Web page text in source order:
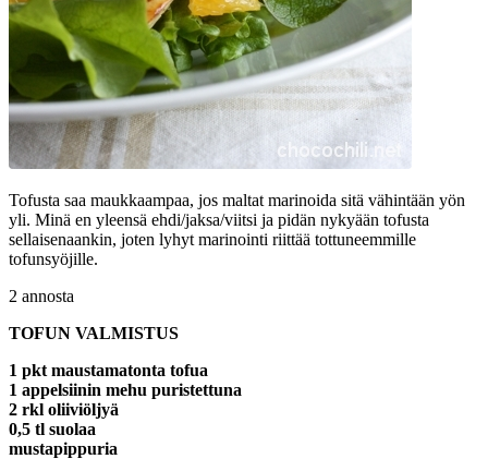
Tofusta saa maukkaampaa, jos maltat marinoida sitä vähintään yön
yli. Minä en yleensä ehdi/jaksa/viitsi ja pidän nykyään tofusta
sellaisenaankin, joten lyhyt marinointi riittää tottuneemmille
tofunsyöjille.
2 annosta
TOFUN VALMISTUS
1 pkt maustamatonta tofua
1 appelsiinin mehu puristettuna
2 rkl oliiviöljyä
0,5 tl suolaa
mustapippuria